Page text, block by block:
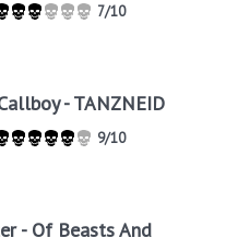
7/10
- TANZNEID
9/10
- Of Beasts And